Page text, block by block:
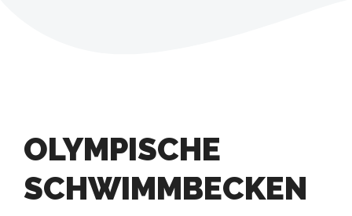
OLYMPISCHE
SCHWIMMBECKEN